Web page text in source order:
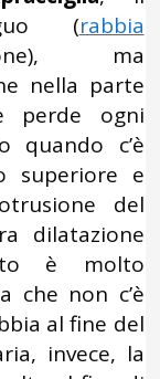
(rabbia
ma
nella parte
perde ogni
quando c’è
superiore e
del
dilatazione
è molto
che non c’è
al fine del
invece, la